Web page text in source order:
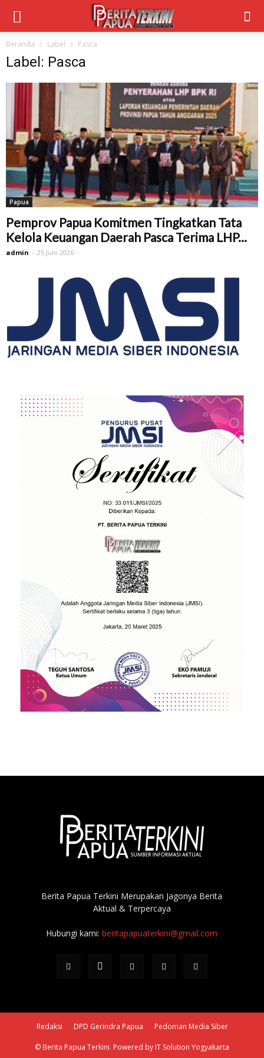
Beranda Label Pasca
Label: Pasca
Papua
Pemprov Papua Komitmen Tingkatkan Tata
Kelola Keuangan Daerah Pasca Terima LHP...
admin - 25 Juni 2026
Berita Papua Terkini Merupakan Jagonya Berita
Aktual & Terpercaya
Hubungi kami:beritapapuaterkini@gmail.com
Redaksi DPD Gerindra Papua Pedoman Media Siber
© Berita Papua Terkini. Powered by IT Solution Yogyakarta